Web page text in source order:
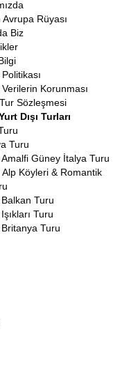
Avrupa Rüyası
Biz
Korunması
Sözleşmesi
Dışı Turları
Turu
Güney İtalya Turu
Alp Köyleri & Romantik
Turu
Turu
Turu